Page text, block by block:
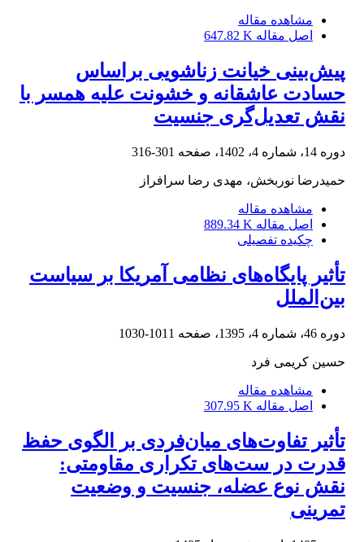
مشاهده مقاله
اصل مقاله 647.82 K
پیش‌بینی خیانت زناشویی براساس
حسادت عاشقانه و خشونت علیه همسر با
نقش تعدیل‌گری جنسیت
دوره 14، شماره 4، 1402، صفحه 301-316
حمیدرضا نوربخش، مهدی رضا سرافراز
مشاهده مقاله
اصل مقاله 889.34 K
چکیده تفصیلی
تأثیر پایگاه‌های نظامی آمریکا بر سیاست
بین‌الملل
دوره 46، شماره 4، 1395، صفحه 1011-1030
حسین کریمی فرد
مشاهده مقاله
اصل مقاله 307.95 K
تأثیر تفاوت‌های میان‌فردی بر الگوی حفظ
قدرت در ست‌های تکراری مقاومتی:
نقش نوع عضله، جنسیت و وضعیت
تمرینی